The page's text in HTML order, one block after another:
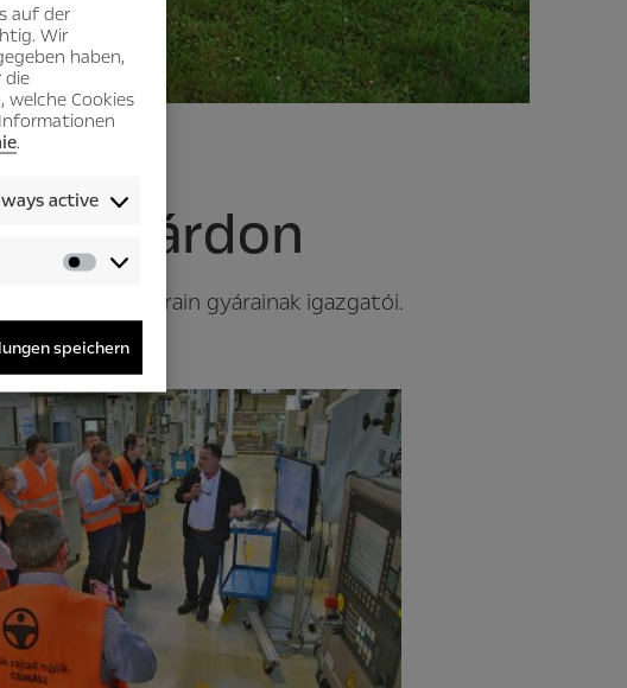
auf der
Wir
haben,
die
Cookies
.
active
Audience-
/Performance-
/Tracking-
Cookies
speichern
Powertrain gyárainak igazgatói.